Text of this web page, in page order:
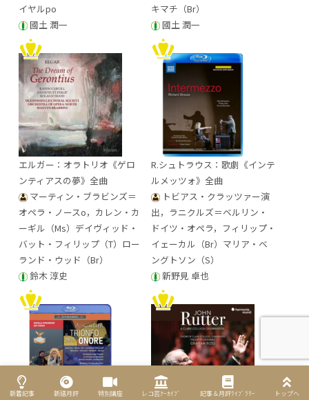
イヤルpo
國土 潤一
キマチ（Br）
國土 潤一
エルガー：オラトリオ《ゲロ
ンティアスの夢》全曲
マーティン・ブラビンズ＝
オペラ・ノースo，カレン・カ
ーギル（Ms）デイヴィッド・
バット・フィリップ（T）ロー
ランド・ウッド（Br）
鈴木 淳史
R.シュトラウス：歌劇《インテ
ルメッツォ》全曲
トビアス・クラッツァー演
出，ラニクルズ＝ベルリン・
ドイツ・オペラ，フィリップ・
イェーカル（Br）マリア・ベ
ングトソン（S）
新野見 卓也
新着記事 新譜月評 特別講座 レコ芸ｱｰｶｲﾌﾞ 記事＆月評ﾗｲﾌﾞﾗﾘｰ トップへ